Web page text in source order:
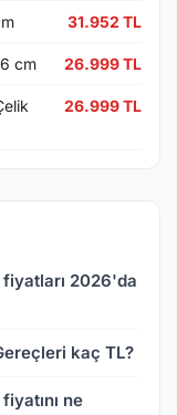
31.952 TL
cm 26.999 TL
26.999 TL
2026'da
kaç TL?
ne